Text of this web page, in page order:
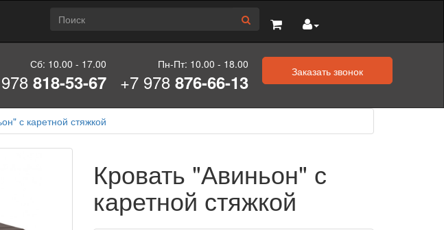
Сб: 10.00 - 17.00
818-53-67
Пн-Пт: 10.00 - 18.00
+7 978876-66-13 Заказать звонок
с каретной стяжкой
Кровать "Авиньон" с
каретной стяжкой